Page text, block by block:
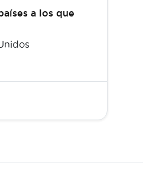
a los que